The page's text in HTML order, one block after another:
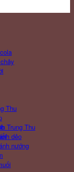
Thu
Trung Thu
dẻo
nướng